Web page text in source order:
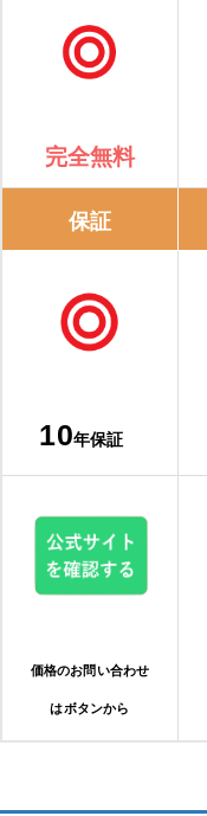
完全無料
保証
10年保証
価格のお問い合わせ
はボタンから